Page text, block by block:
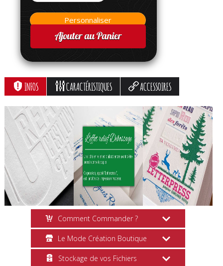
Ajouter au Panier
INFOS CARACTÉRISTIQUES ACCESSOIRES
Comment Commander ?
Création en Ligne
Le Mode Création Boutique
Stockage de vos Fichiers